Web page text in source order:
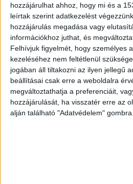
hozzájárulhat ahhoz, hogy mi és a
leírtak szerint adatkezelést
hozzájárulás megadása vagy
információkhoz juthat, és
Felhívjuk figyelmét, hogy személyes
kezeléséhez nem feltétlenül
jogában áll tiltakozni az ilyen jellegű
beállításai csak erre a weboldalra
megváltoztathatja a preferenciáit,
hozzájárulását, ha visszatér erre az
alján található "Adatvédelem" gombra.
AMERIKÁBAN:
FEJEZETET NYIT A
AMERIKAI
MEGÉRKEZETT
ÚJ MANCS